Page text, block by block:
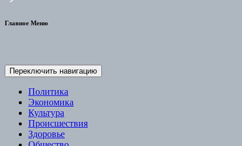
Главное Меню
Переключить навигацию
Политика
Экономика
Культура
Происшествия
Здоровье